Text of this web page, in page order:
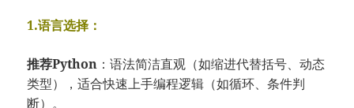
​1.语言选择​​：
​推荐Python​ ​：语法简洁直观（如缩进代替括号、动态
类型），适合快速上手编程逻辑（如循环、条件判
断）。